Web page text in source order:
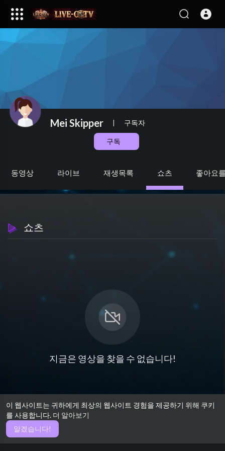
이 웹사이트는 귀하에게 최상의 웹사이트 경험을 제공하기 위해 쿠키
를 사용합니다. 더 알아보기
알겠습니다!
Mei Skipper | 구독자
구독
동영상 라이브 재생목록 쇼츠 좋아요
쇼츠
지금은 영상을 찾을 수 없습니다!